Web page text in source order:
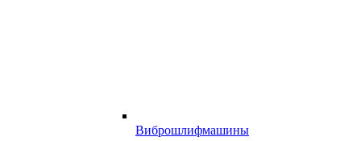
Виброшлифмашины